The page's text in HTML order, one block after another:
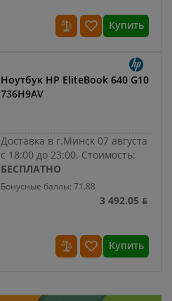
Купить
Ноутбук HP EliteBook 640 G10
736H9AV
Доставка в г.Минск 07 августа
с 18:00 до 23:00. Стоимость:
БЕСПЛАТНО
Бонусные баллы: 71.88
3 492.05 ƃ
Купить